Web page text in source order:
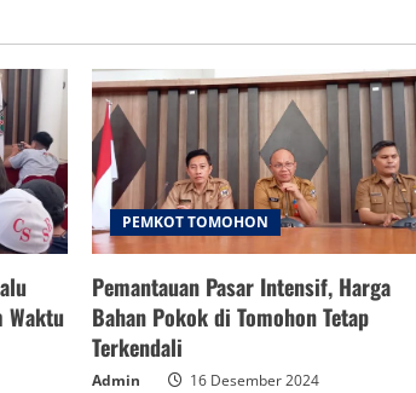
Waktu
PEMKOT TOMOHON
Pemantauan Pasar Intensif, Harga
Bahan Pokok di Tomohon Tetap
Terkendali
Admin 16 Desember 2024